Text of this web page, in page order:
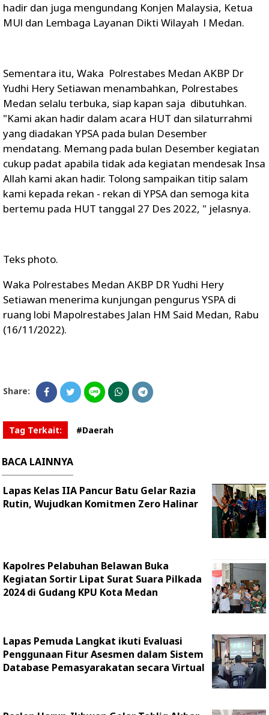
hadir dan juga mengundang Konjen Malaysia, Ketua
MUl dan Lembaga Layanan Dikti Wilayah l Medan.
Sementara itu, Waka Polrestabes Medan AKBP Dr
Yudhi Hery Setiawan menambahkan, Polrestabes
Medan selalu terbuka, siap kapan saja dibutuhkan.
"Kami akan hadir dalam acara HUT dan silaturrahmi
yang diadakan YPSA pada bulan Desember
mendatang. Memang pada bulan Desember kegiatan
cukup padat apabila tidak ada kegiatan mendesak Insa
Allah kami akan hadir. Tolong sampaikan titip salam
kami kepada rekan - rekan di YPSA dan semoga kita
bertemu pada HUT tanggal 27 Des 2022, " jelasnya.
Teks photo.
Waka Polrestabes Medan AKBP DR Yudhi Hery
Setiawan menerima kunjungan pengurus YSPA di
ruang lobi Mapolrestabes Jalan HM Said Medan, Rabu
(16/11/2022).
Share:
Tag Terkait: #Daerah
BACA LAINNYA
Lapas Kelas IIA Pancur Batu Gelar Razia
Rutin, Wujudkan Komitmen Zero Halinar
Kapolres Pelabuhan Belawan Buka
Kegiatan Sortir Lipat Surat Suara Pilkada
2024 di Gudang KPU Kota Medan
Lapas Pemuda Langkat ikuti Evaluasi
Penggunaan Fitur Asesmen dalam Sistem
Database Pemasyarakatan secara Virtual